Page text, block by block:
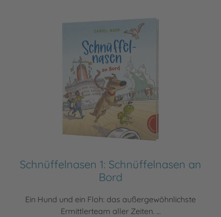
Schnüffelnasen 1: Schnüffelnasen an
Bord
Ein Hund und ein Floh: das außergewöhnlichste
Ermittlerteam aller Zeiten. ...